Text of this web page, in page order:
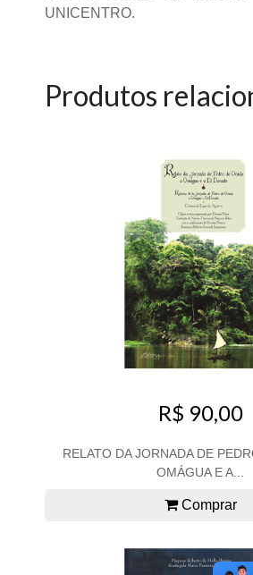
UNICENTRO.
Produtos
R$ 90,00
RELATO DA JORNADA DE
OMÁGUA E A...
Comprar